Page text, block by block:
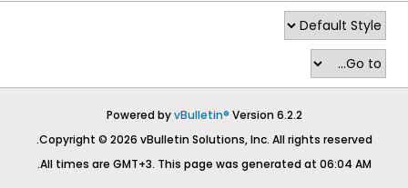
Powered byvBulletin® Version 6.2.2
Copyright © 2026 vBulletin Solutions, Inc. All rights reserved.
All times are GMT+3. This page was generated at 06:04 AM.